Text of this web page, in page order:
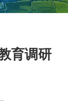
育调研